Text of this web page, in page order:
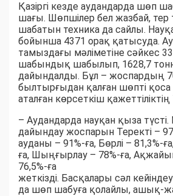
Қазіргі кезде аудандарда шөп
шағы. Шөпшілер бел жазбай, тер
шабатын техника да сайлы.
бойынша 4371 орақ қатысуда.
тамыздағы мәліметіне сәйкес
шабындық шабылып, 1628,7
дайындалды. Бұл – жоспардың
былтырғыдан қалған шөпті қоса
аталған көрсеткіш
– Аудандарда науқан қыза
дайындау жоспарын Теректі –
ауданы – 91%-ға, Бөрлі – 81,3%-
ға, Шыңғырлау – 78%-ға,
76,5%-ға
жеткізді. Басқалары сәл
да шөп шабуға қолайлы, ашық-